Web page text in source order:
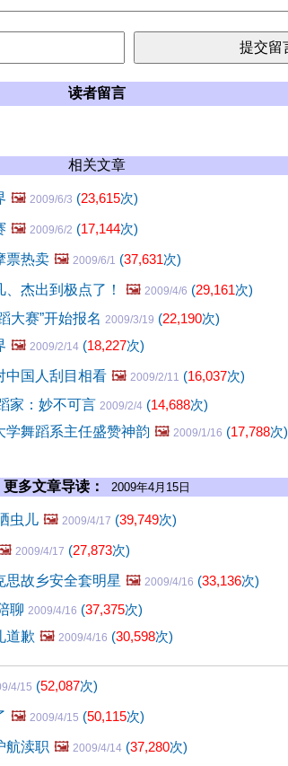
读者留言
相关文章
🖼️ 2009/6/3 (23,615次)
🖼️ 2009/6/2 (17,144次)
票热卖 🖼️ 2009/6/1 (37,631次)
杰出到极点了！
🖼️ 2009/4/6 (29,161次)
大赛”开始报名 2009/3/19 (22,190次)
🖼️ 2009/2/14 (18,227次)
中国人刮目相看 🖼️ 2009/2/11 (16,037次)
家：妙不可言 2009/2/4 (14,688次)
学舞蹈系主任盛赞神韵 🖼️ 2009/1/16 (17,788次)
更多文章导读： 2009年4月15日
虫儿 🖼️ 2009/4/17 (39,749次)
2009/4/17 (27,873次)
思故乡安全套明星 🖼️ 2009/4/16 (33,136次)
聊 2009/4/16 (37,375次)
道歉 🖼️ 2009/4/16 (30,598次)
4/15 (52,087次)
🖼️ 2009/4/15 (50,115次)
航渎职 🖼️ 2009/4/14 (37,280次)